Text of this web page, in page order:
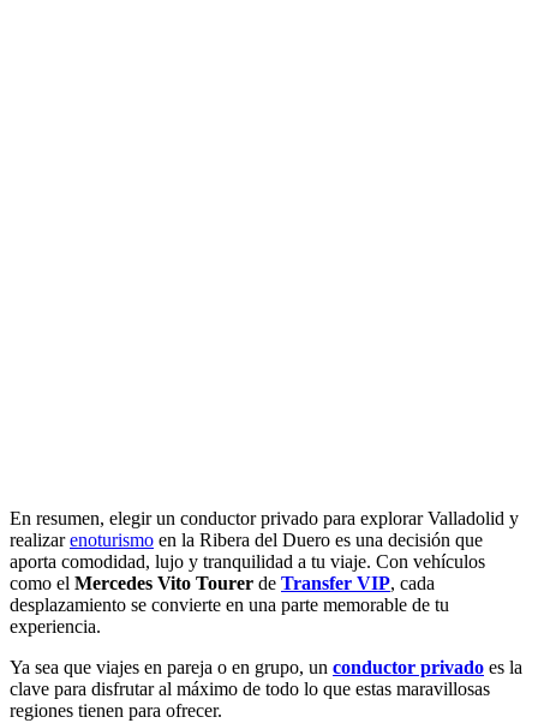
En resumen, elegir un conductor privado para explorar Valladolid y
realizarenoturismo en la Ribera del Duero es una decisión que
aporta comodidad, lujo y tranquilidad a tu viaje. Con vehículos
como el Mercedes Vito Tourer de Transfer VIP, cada
desplazamiento se convierte en una parte memorable de tu
experiencia.
Ya sea que viajes en pareja o en grupo, un conductor privado es la
clave para disfrutar al máximo de todo lo que estas maravillosas
regiones tienen para ofrecer.